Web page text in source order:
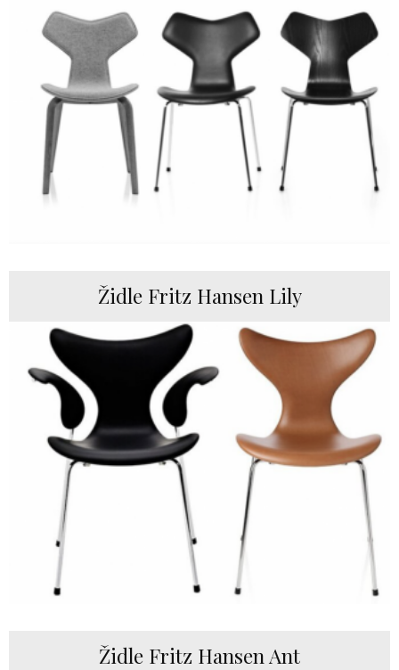
Židle Fritz Hansen Lily
Židle Fritz Hansen Ant